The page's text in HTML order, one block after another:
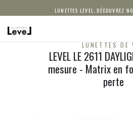
LUNETTES LEVEL, DÉCOUVREZ
LUNETTES DE
LEVEL LE 2611
mesure - Matrix en
perte